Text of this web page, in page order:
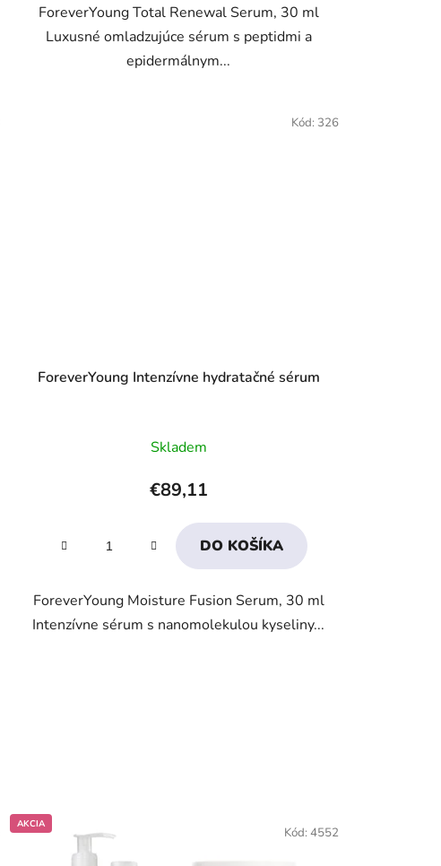
hviezdičiek.
ForeverYoung Total Renewal Serum, 30 ml
Luxusné omladzujúce sérum s peptidmi a
epidermálnym...
ForeverYoung Intenzívne hydratačné sérum
hodnotenie
produktu
je
4,3
z
hviezdičiek.
Skladem
€89,11
DO KOŠÍKA
ForeverYoung Moisture Fusion Serum, 30 ml
Intenzívne sérum s nanomolekulou kyseliny...
Kód: 326
AKCIA
Kód: 4552